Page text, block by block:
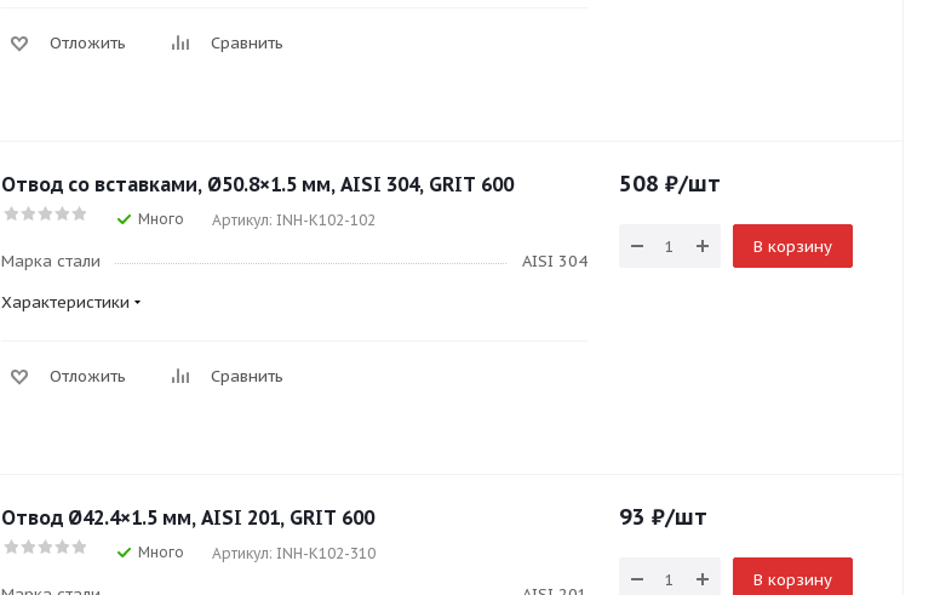
Отложить Сравнить
Отвод со вставками, Ø50.8×1.5 мм, AISI 304, GRIT 600
Много Артикул: INH-K102-102
Марка стали
AISI 304
Характеристики
Отложить Сравнить
508 ₽/шт
В корзину
Отвод Ø42.4×1.5 мм, AISI 201, GRIT 600
Много Артикул: INH-K102-310
93 ₽/шт
В корзину